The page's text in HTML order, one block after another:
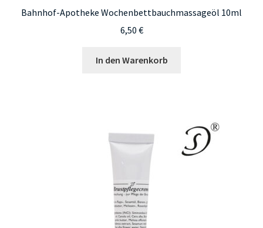
Bahnhof-Apotheke Wochenbettbauchmassageöl 10ml
6,50 €
In den Warenkorb